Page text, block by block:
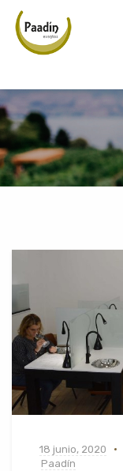
18 junio, 2020
Paadín